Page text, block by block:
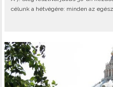
célunk a hétvégére: minden az